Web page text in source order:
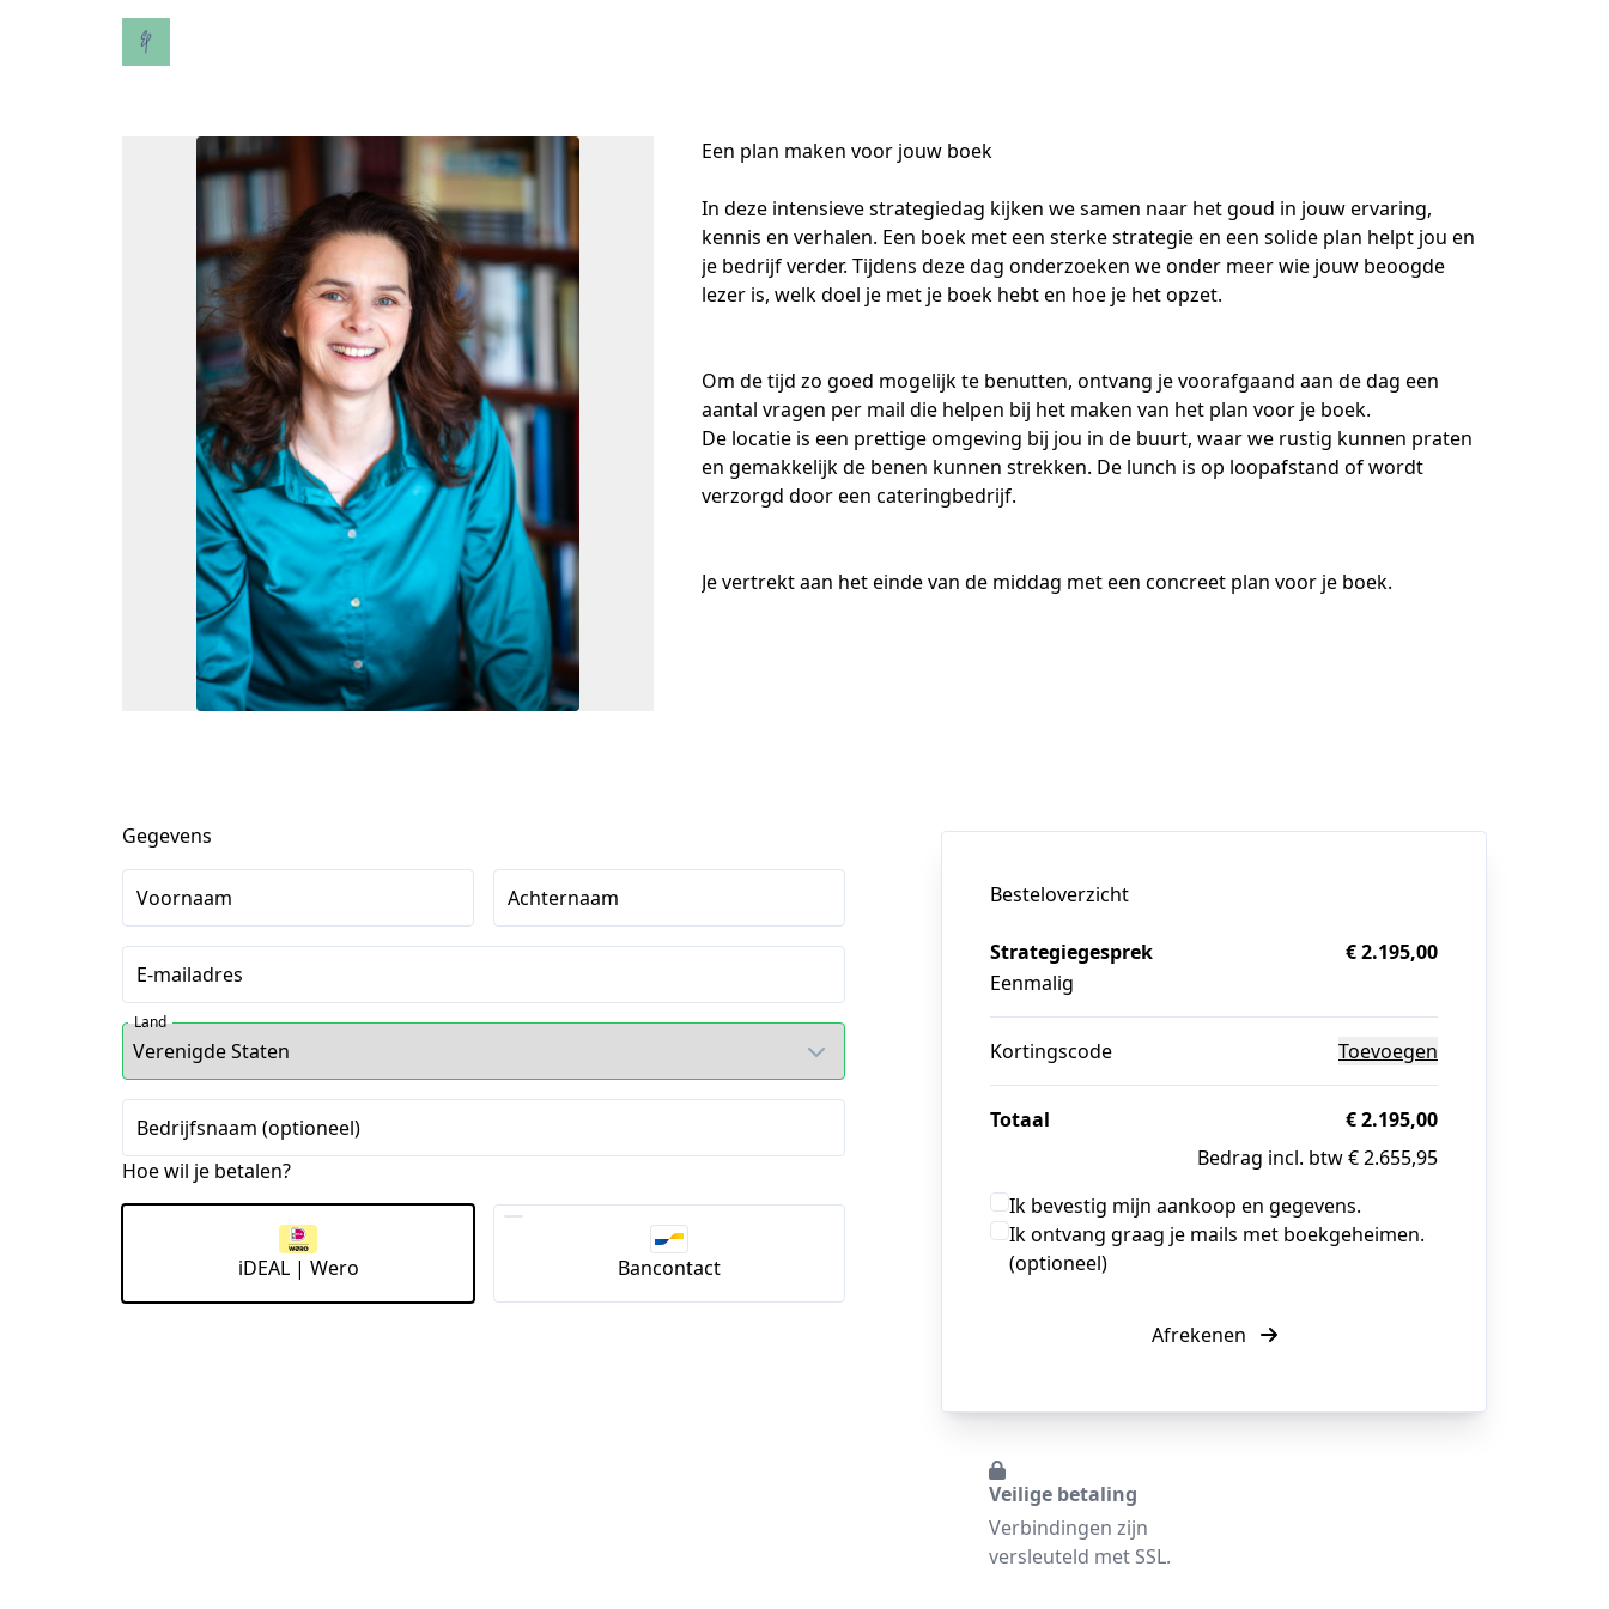
Een plan maken voor jouw boek
In deze intensieve strategiedag kijken we samen naar het goud in jouw ervaring,
kennis en verhalen. Een boek met een sterke strategie en een solide plan helpt jou en
je bedrijf verder. Tijdens deze dag onderzoeken we onder meer wie jouw beoogde
lezer is, welk doel je met je boek hebt en hoe je het opzet.
Om de tijd zo goed mogelijk te benutten, ontvang je voorafgaand aan de dag een
aantal vragen per mail die helpen bij het maken van het plan voor je boek.
De locatie is een prettige omgeving bij jou in de buurt, waar we rustig kunnen praten
en gemakkelijk de benen kunnen strekken. De lunch is op loopafstand of wordt
verzorgd door een cateringbedrijf.
Je vertrekt aan het einde van de middag met een concreet plan voor je boek.
Gegevens
Voornaam Achternaam
E-mailadres
Land
Bedrijfsnaam (optioneel)
Hoe wil je betalen?
iDEAL | Wero Bancontact
Besteloverzicht
Strategiegesprek
Eenmalig
€ 2.195,00
Kortingscode Toevoegen
Totaal
€ 2.195,00
Bedrag incl. btw € 2.655,95
Ik bevestig mijn aankoop en gegevens.
Ik ontvang graag je mails met boekgeheimen.
(optioneel)
Afrekenen
Veilige betaling
Verbindingen zijn
versleuteld met SSL.